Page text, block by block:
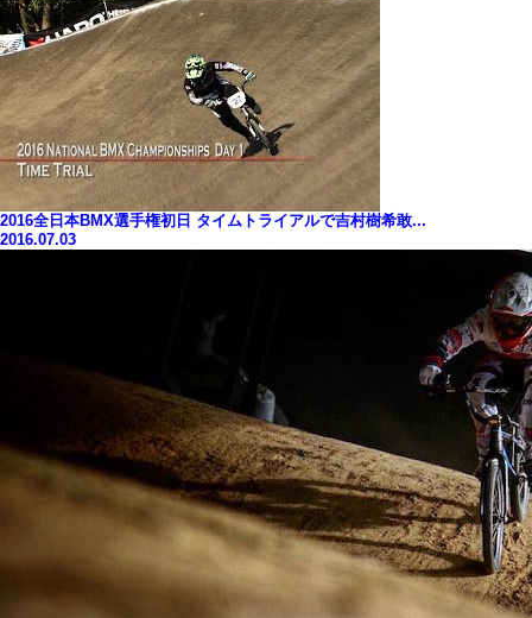
2016全日本BMX選手権初日 タイムトライアルで吉村樹希敢...
2016.07.03